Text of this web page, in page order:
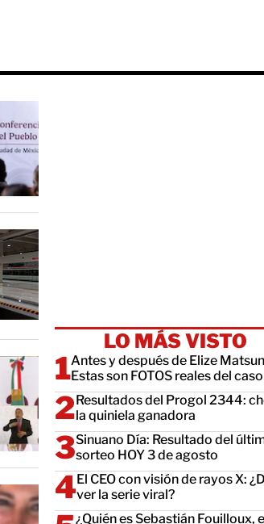
LO MÁS VISTO
Antes y después de Elize
Estas son FOTOS reales del caso
Resultados del Progol 2344:
la quiniela ganadora
Sinuano Día: Resultado del
sorteo HOY 3 de agosto
El CEO con visión de rayos X:
ver la serie viral?
¿Quién es Sebastián Fouilloux,